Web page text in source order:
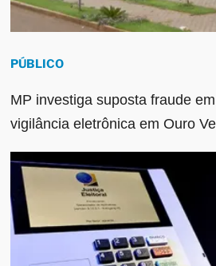
PÚBLICO
MP investiga suposta fraude
vigilância eletrônica em Ouro